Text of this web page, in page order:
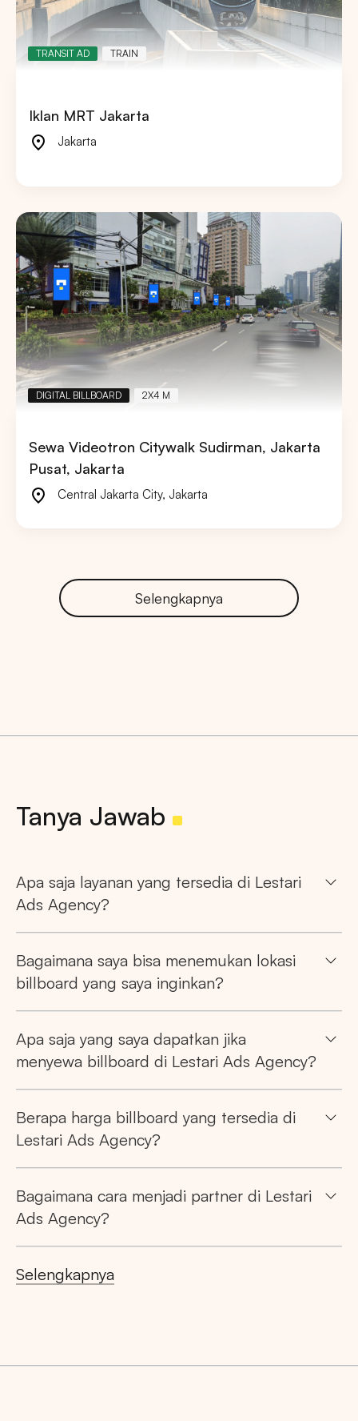
TRANSIT AD TRAIN
Iklan MRT Jakarta
Jakarta
DIGITAL BILLBOARD 2X4 M
Sewa Videotron Citywalk Sudirman, Jakarta
Pusat, Jakarta
Central Jakarta City, Jakarta
Selengkapnya
Tanya Jawab
Apa saja layanan yang tersedia di Lestari
Ads Agency?
Bagaimana saya bisa menemukan lokasi
billboard yang saya inginkan?
Apa saja yang saya dapatkan jika
menyewa billboard di Lestari Ads Agency?
Berapa harga billboard yang tersedia di
Lestari Ads Agency?
Bagaimana cara menjadi partner di Lestari
Ads Agency?
Selengkapnya